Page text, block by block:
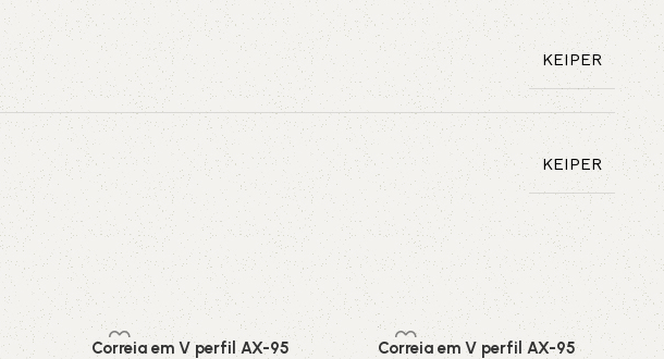
KEIPER
KEIPER
Correia em V perfil AX-95
Correia em V perfil AX-95